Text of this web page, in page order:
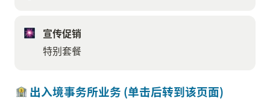
宣传促销
特别套餐
出入境事务所业务 (单击后转到该页面)